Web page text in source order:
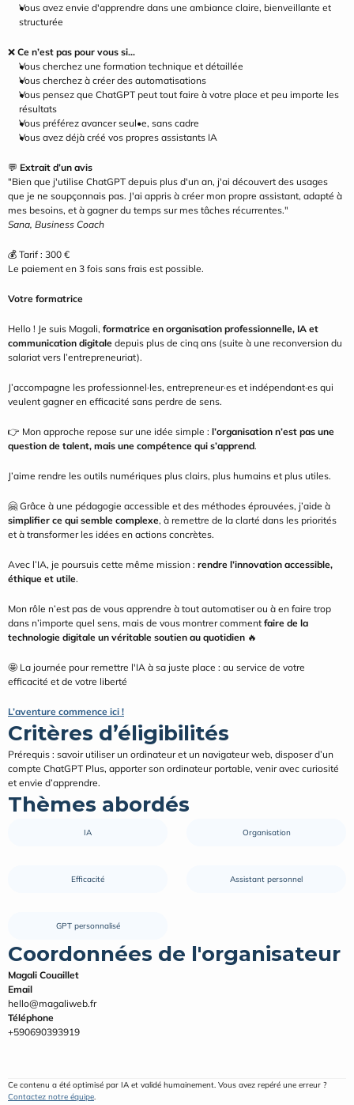
Vous avez envie d'apprendre dans une ambiance claire, bienveillante et
structurée
❌ Ce n’est pas pour vous si…
Vous cherchez une formation technique et détaillée
Vous cherchez à créer des automatisations
Vous pensez que ChatGPT peut tout faire à votre place et peu importe les
résultats
Vous préférez avancer seul•e, sans cadre
Vous avez déjà créé vos propres assistants IA
💬 Extrait d’un avis
"Bien que j'utilise ChatGPT depuis plus d'un an, j'ai découvert des usages
que je ne soupçonnais pas. J'ai appris à créer mon propre assistant, adapté à
mes besoins, et à gagner du temps sur mes tâches récurrentes."
Sana, Business Coach
💰 Tarif : 300 €
Le paiement en 3 fois sans frais est possible.
Votre formatrice
Hello ! Je suis Magali, formatrice en organisation professionnelle, IA et
communication digitale depuis plus de cinq ans (suite à une reconversion du
salariat vers l’entrepreneuriat).
J’accompagne les professionnel·les, entrepreneur·es et indépendant·es qui
veulent gagner en efficacité sans perdre de sens.
👉 Mon approche repose sur une idée simple : l’organisation n’est pas une
question de talent, mais une compétence qui s’apprend.
J’aime rendre les outils numériques plus clairs, plus humains et plus utiles.
simplifier ce qui semble complexe, à remettre de la clarté dans les priorités
et à transformer les idées en actions concrètes.
Avec l’IA, je poursuis cette même mission : rendre l’innovation accessible,
éthique et utile.
Mon rôle n’est pas de vous apprendre à tout automatiser ou à en faire trop
dans n’importe quel sens, mais de vous montrer comment faire de la
technologie digitale un véritable soutien au quotidien 🔥
🤩 La journée pour remettre l'IA à sa juste place : au service de votre
efficacité et de votre liberté
L’aventure commence ici !
Critères d’éligibilités
Prérequis : savoir utiliser un ordinateur et un navigateur web, disposer d’un
compte ChatGPT Plus, apporter son ordinateur portable, venir avec curiosité
et envie d’apprendre.
Thèmes abordés
IA Organisation
Efficacité Assistant personnel
GPT personnalisé
Coordonnées de l'organisateur
Magali Couaillet
Email
hello@magaliweb.fr
Téléphone
+590690393919
Contactez notre équipe.